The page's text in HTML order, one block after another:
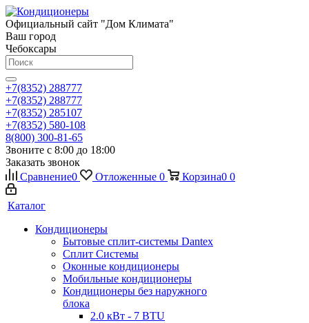
Официальный сайт "Дом Климата"
Ваш город
Чебоксары
+7(8352) 288777
+7(8352) 288777
+7(8352) 285107
+7(8352) 580-108
8(800) 300-81-65
Звоните с 8:00 до 18:00
Заказать звонок
Сравнение0 Отложенные 0 Корзина0 0
Каталог
Кондиционеры
Бытовые сплит-системы Dantex
Сплит Системы
Оконные кондиционеры
Мобильные кондиционеры
Кондиционеры без наружного
блока
2.0 кВт - 7 BTU